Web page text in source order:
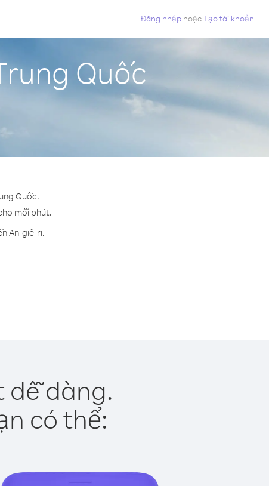
Đăng nhập hoặcTạo tài khoản
Quốc
Quốc.
mỗi phút.
An-giê-ri.
dễ dàng.
có thể: